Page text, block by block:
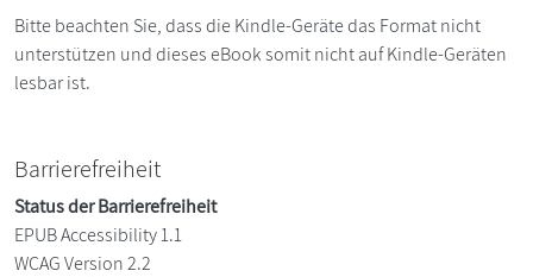
Bitte beachten Sie, dass die Kindle-Geräte das Format nicht
unterstützen und dieses eBook somit nicht auf Kindle-Geräten
lesbar ist.
Barrierefreiheit
Status der Barrierefreiheit
EPUB Accessibility 1.1
WCAG Version 2.2